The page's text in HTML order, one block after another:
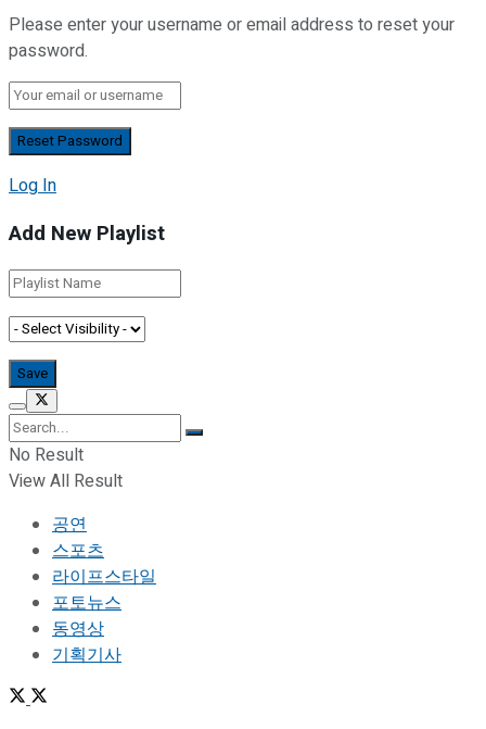
Please enter your username or email address to reset your
password.
Log In
Add New Playlist
No Result
View All Result
공연
스포츠
라이프스타일
포토뉴스
동영상
기획기사